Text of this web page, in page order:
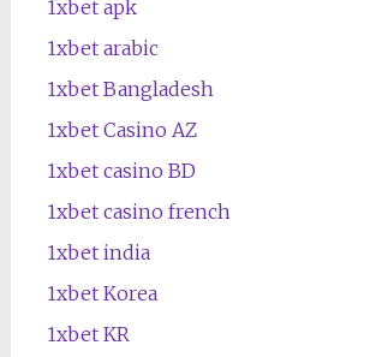
1xbet apk
1xbet arabic
1xbet Bangladesh
1xbet Casino AZ
1xbet casino BD
1xbet casino french
1xbet india
1xbet Korea
1xbet KR